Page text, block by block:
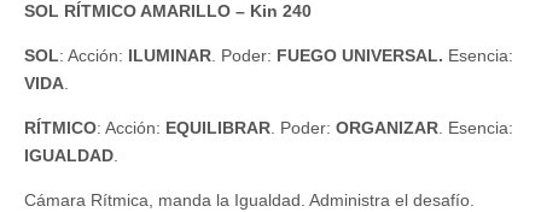
SOL RÍTMICO AMARILLO – Kin 240
SOL: Acción: ILUMINAR. Poder: FUEGO UNIVERSAL. Esencia:
VIDA.
RÍTMICO: Acción: EQUILIBRAR. Poder: ORGANIZAR. Esencia:
IGUALDAD.
Cámara Rítmica, manda la Igualdad. Administra el desafío.